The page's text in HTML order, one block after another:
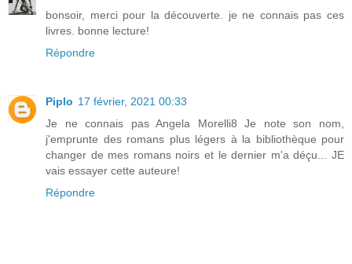
bonsoir, merci pour la découverte. je ne connais pas ces
livres. bonne lecture!
Répondre
Piplo 17 février, 2021 00:33
Je ne connais pas Angela Morelli8 Je note son nom,
j'emprunte des romans plus légers à la bibliothèque pour
changer de mes romans noirs et le dernier m'a déçu... JE
vais essayer cette auteure!
Répondre